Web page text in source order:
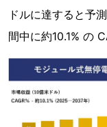
ドルに達すると予
間中に約10.1% の